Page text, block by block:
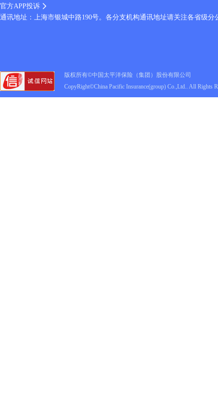
官方APP投诉
通讯地址：上海市银城中路190号。各分支机构通讯地址请关注各省级
版权所有©中国太平洋保险（集团）股份有限公司
CopyRight©China Pacific Insurance(group) Co.,Ltd.. All Rights